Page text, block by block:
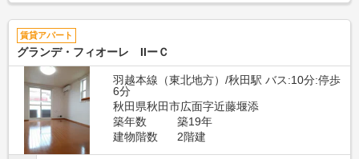
賃貸アパート
グランデ・フィオーレ IIーＣ
羽越本線（東北地方）/秋田駅 バス:10分:停歩
6分
秋田県秋田市広面字近藤堰添
築年数
築19年
建物階数
2階建